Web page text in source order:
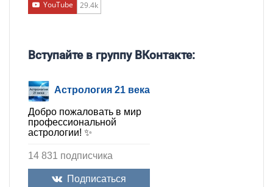
YouTube 29.4k
Вступайте в группу ВКонтакте:
Астрология 21 века
Добро пожаловать в мир
профессиональной
астрологии! ✨
14 831 подписчика
Подписаться